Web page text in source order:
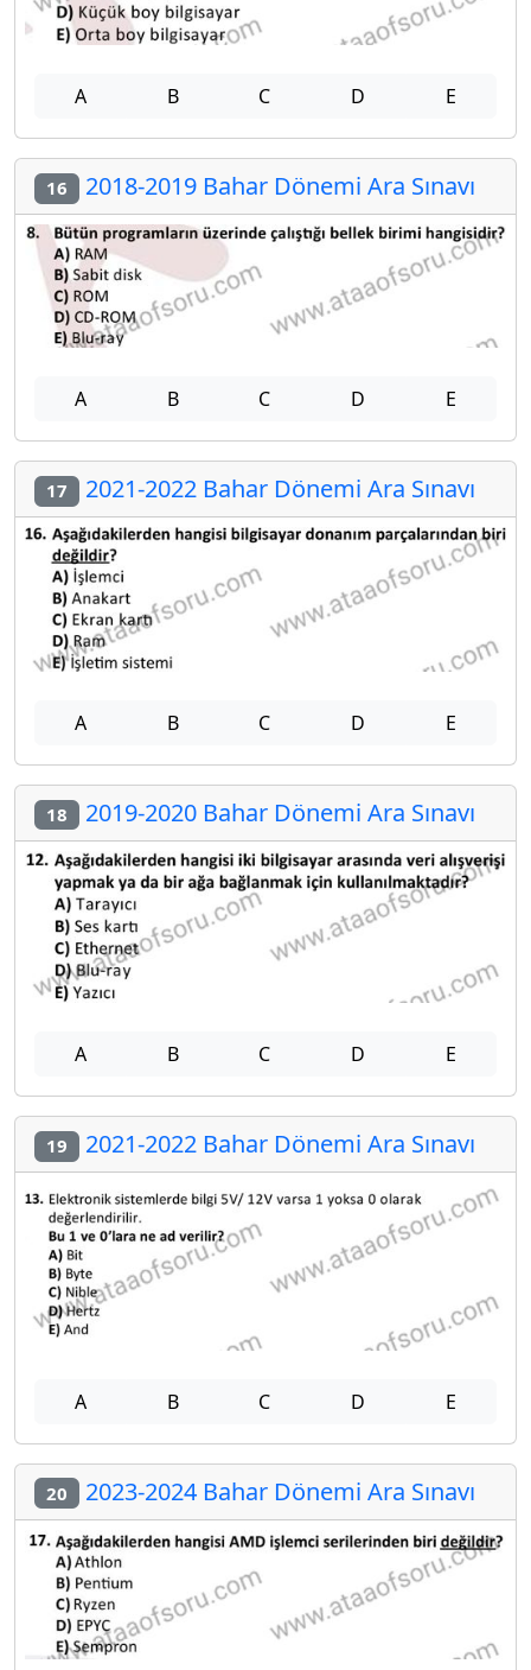
A B C D E
16 2018-2019 Bahar Dönemi Ara Sınavı
A B C D E
17 2021-2022 Bahar Dönemi Ara Sınavı
A B C D E
18 2019-2020 Bahar Dönemi Ara Sınavı
A B C D E
19 2021-2022 Bahar Dönemi Ara Sınavı
A B C D E
20 2023-2024 Bahar Dönemi Ara Sınavı